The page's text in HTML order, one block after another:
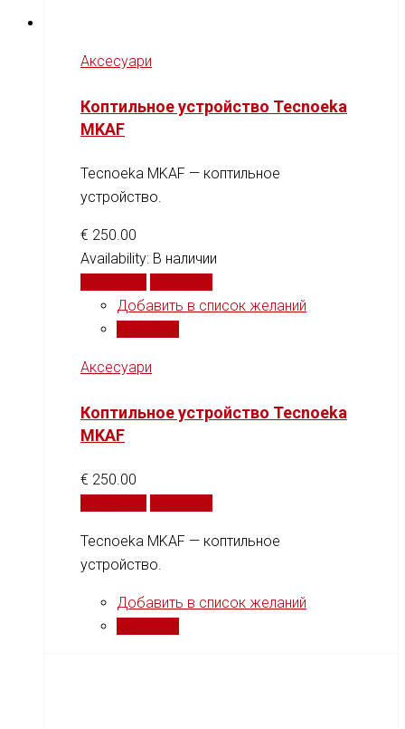
Аксесуари
Коптильное устройство Tecnoeka
MKAF
Tecnoeka MKAF — коптильное
устройство.
€ 250.00
Availability: В наличии
Добавить в список желаний
Аксесуари
Коптильное устройство Tecnoeka
MKAF
€ 250.00
Tecnoeka MKAF — коптильное
устройство.
Добавить в список желаний